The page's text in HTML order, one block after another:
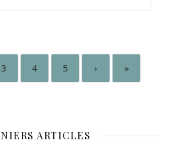
3 4 5 › »
ARTICLES